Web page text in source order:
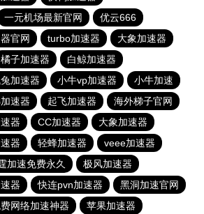
一元机场最新官网
优云666
官网 turbo加速器
大象加速器
橘子加速器
白鲸加速器
加速器 小牛vp加速器
小牛加速
速器 起飞加速器
海外梯子官网
器 CC加速器
大象加速器
器 轻蜂加速器
veee加速器
加速免费永久
极风加速器
器 快连pvn加速器
黑洞加速官网
网络加速神器 苹果加速器